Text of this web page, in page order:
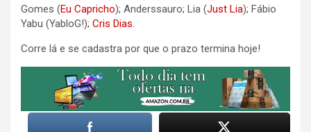
Gomes (Eu Capricho); Anderssauro; Lia (Just Lia); Fábio
Yabu (YabloG!); Cris Dias.
Corre lá e se cadastra por que o prazo termina hoje!